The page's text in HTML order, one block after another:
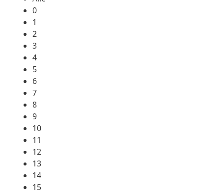
0
1
2
3
4
5
6
7
8
9
10
11
12
13
14
15